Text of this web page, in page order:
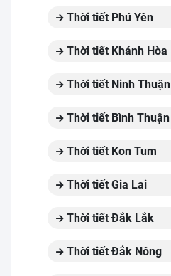
Thời tiết Phú Yên
Thời tiết Khánh Hòa
Thời tiết Ninh Thuận
Thời tiết Bình Thuận
Thời tiết Kon Tum
Thời tiết Gia Lai
Thời tiết Đắk Lắk
Thời tiết Đắk Nông